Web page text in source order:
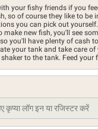
your fishy friends if you
so of course they like to be
you can pick out
make new fish, you'll see
you'll have plenty of cash
your tank and take care of
to the tank. Feed your